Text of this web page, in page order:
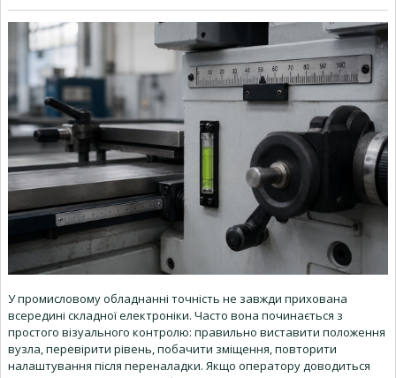
У промисловому обладнанні точність не завжди прихована
всередині складної електроніки. Часто вона починається з
простого візуального контролю: правильно виставити положення
вузла, перевірити рівень, побачити зміщення, повторити
налаштування після переналадки. Якщо оператору доводиться